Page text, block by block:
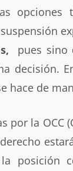
opciones
pues sino
decisión.
hace de
por la OCC
posición